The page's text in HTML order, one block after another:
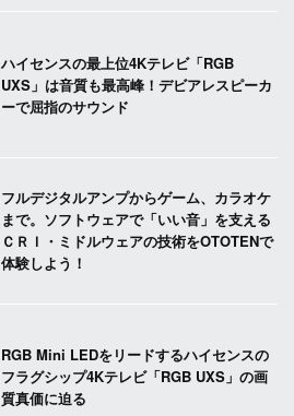
ハイセンスの最上位4Kテレビ「RGB
UXS」は音質も最高峰！デビアレスピーカ
ーで屈指のサウンド
フルデジタルアンプからゲーム、カラオケ
まで。ソフトウェアで「いい音」を支える
ＣＲＩ・ミドルウェアの技術をOTOTENで
体験しよう！
RGB Mini LEDをリードするハイセンスの
フラグシップ4Kテレビ「RGB UXS」の画
質真価に迫る